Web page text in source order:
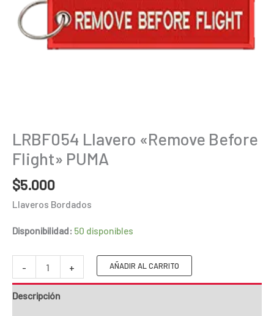
LRBF054 Llavero «Remove Before
Flight» PUMA
$5.000
Llaveros Bordados
Disponibilidad: 50 disponibles
-
LRBF054
Llavero
"Remove
+ AÑADIR AL CARRITO
Descripción